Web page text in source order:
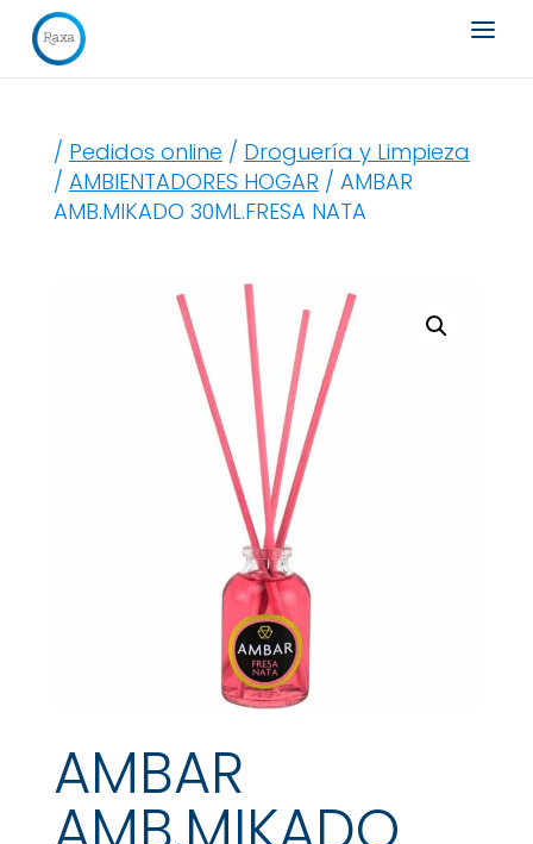
Búsqueda
de
productos
/ Pedidos online / Droguería y Limpieza
/ AMBIENTADORES HOGAR / AMBAR
AMB.MIKADO 30ML.FRESA NATA
AMBAR